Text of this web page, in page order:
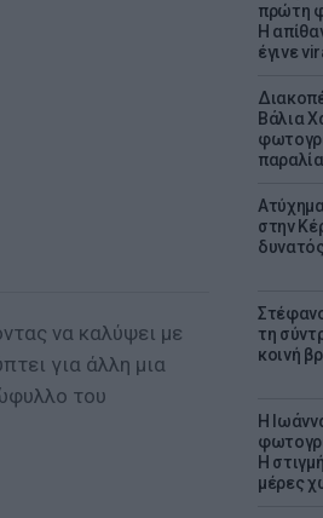
πρώτη
Η
έγινε
Βάλια
παραλία
Ατύχημα
στην
τη
κοινή
H
Η
μέρες
να καλύψει με
για άλλη μια
του